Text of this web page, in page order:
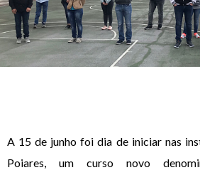
A 15 de junho foi dia de iniciar nas
Poiares, um curso novo